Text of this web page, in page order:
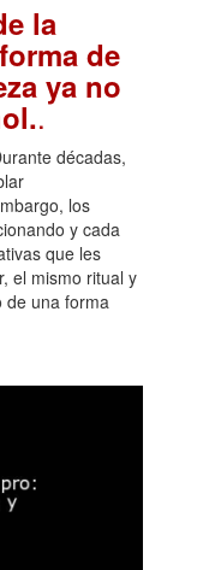
la
de
ya no
.
décadas,
los
y cada
que les
el mismo ritual y
de una forma